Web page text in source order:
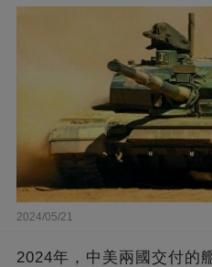
2024/05/21
2024年，中美兩國交付的